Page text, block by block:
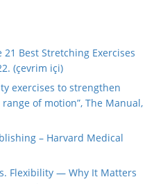
Best Stretching Exercises
(çevrim içi)
exercises to strengthen
of motion”, The Manual,
– Harvard Medical
Flexibility — Why It Matters